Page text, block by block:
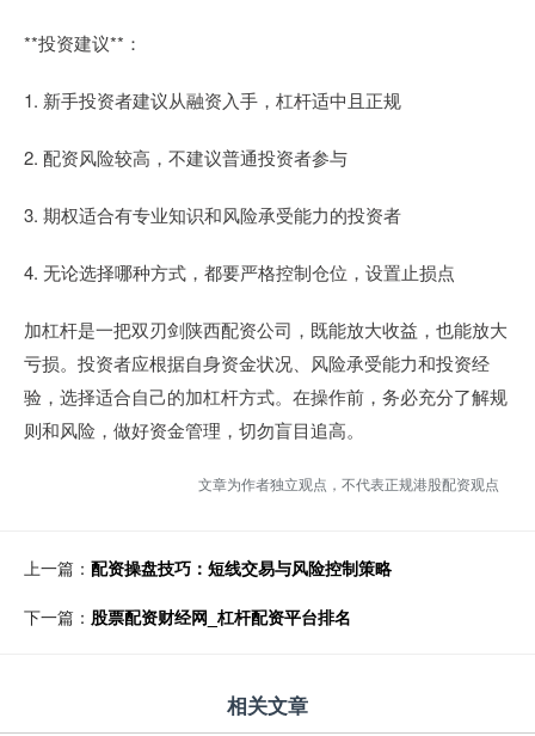
**投资建议**：
1. 新手投资者建议从融资入手，杠杆适中且正规
2. 配资风险较高，不建议普通投资者参与
3. 期权适合有专业知识和风险承受能力的投资者
4. 无论选择哪种方式，都要严格控制仓位，设置止损点
加杠杆是一把双刃剑陕西配资公司，既能放大收益，也能放大
亏损。投资者应根据自身资金状况、风险承受能力和投资经
验，选择适合自己的加杠杆方式。在操作前，务必充分了解规
则和风险，做好资金管理，切勿盲目追高。
文章为作者独立观点，不代表正规港股配资观点
上一篇： 配资操盘技巧：短线交易与风险控制策略
下一篇： 股票配资财经网_杠杆配资平台排名
相关文章